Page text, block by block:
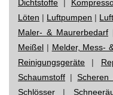
Dichtstoffe
Löten | Luftpumpen |
Maler- & Maurerbedarf
Meißel | Melder, Mess-
Reinigungsgeräte |
Schaumstoff |Scheren
Schlösser |